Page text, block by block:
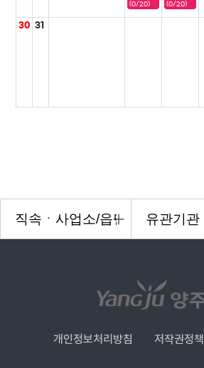
(0/20)
(0/20)
30 31
개인정보처리방침 저작권정책